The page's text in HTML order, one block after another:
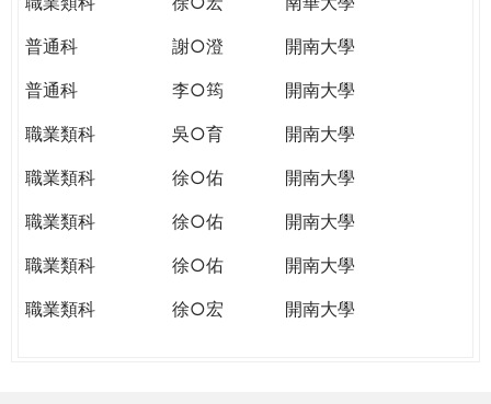
普通科
謝○澄
開南大學
普通科
李○筠
開南大學
職業類科
吳○育
開南大學
職業類科
徐○佑
開南大學
職業類科
徐○佑
開南大學
職業類科
徐○佑
開南大學
職業類科
徐○宏 開南大學